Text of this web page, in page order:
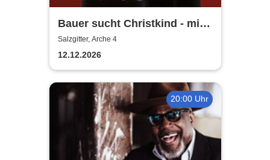
Bauer sucht Christkind - mit
Ralf Bauer & Pat Fritz
Salzgitter, Arche 4
12.12.2026
20:00 Uhr